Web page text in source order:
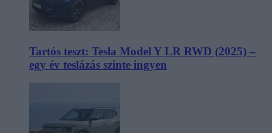
Tartós teszt: Tesla Model Y LR RWD (2025) –
egy év teslázás szinte ingyen